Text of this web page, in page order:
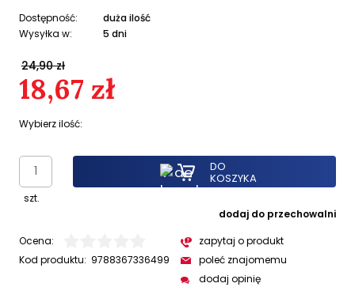
Dostępność:
duża ilość
Wysyłka w:
5 dni
18,67 zł
Wybierz ilość:
24,90 zł
szt.
DO
KOSZYKA
dodaj do przechowalni
Ocena:
Kod produktu: 9788367336499
zapytaj o produkt
poleć znajomemu
dodaj opinię